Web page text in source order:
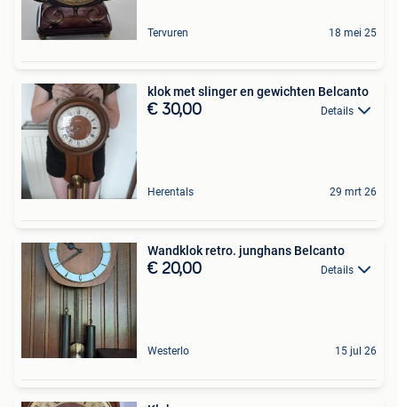
Tervuren 18 mei 25
klok met slinger en gewichten Belcanto
€ 30,00 Details
Herentals 29 mrt 26
Wandklok retro. junghans Belcanto
€ 20,00 Details
Westerlo 15 jul 26